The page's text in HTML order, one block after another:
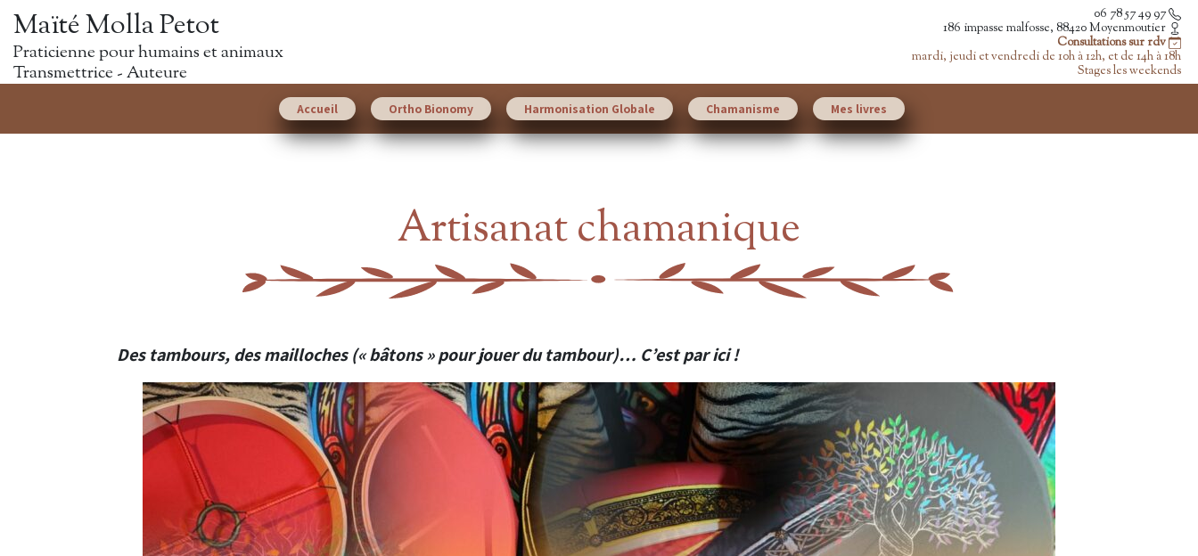
Maïté Molla Petot
Praticienne pour humains et animaux
Transmettrice - Auteure
06 78 57 49 97
186 impasse malfosse, 88420 Moyenmoutier
Consultations sur rdv
mardi, jeudi et vendredi de 10h à 12h, et de 14h à 18h
Stages les weekends
Accueil Ortho Bionomy Harmonisation Globale Chamanisme Mes livres
Artisanat chamanique
Des tambours, des mailloches (« bâtons » pour jouer du tambour)… C’est par ici !